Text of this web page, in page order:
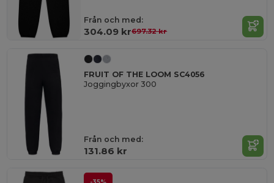
Från och med:
304.09 kr697.32 kr
FRUIT OF THE LOOM SC4056
Joggingbyxor 300
Från och med:
131.86 kr